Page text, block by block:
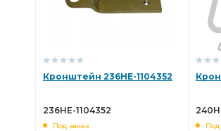
Кронштейн 236НЕ-1104352
236НЕ-1104352
Под заказ Под